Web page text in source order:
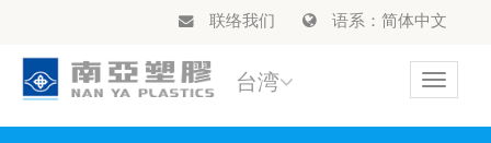
联络我们 语系：简体中文
Toggle
台湾